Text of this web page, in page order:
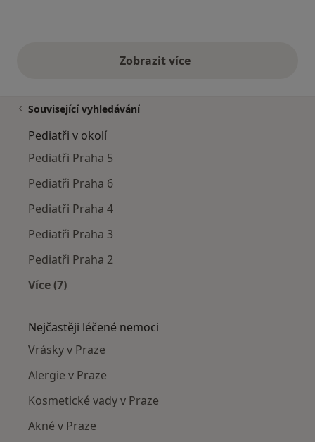
Zobrazit vícevýše uvedené názory
Související vyhledávání
Pediatři v okolí
Pediatři Praha 5
Pediatři Praha 6
Pediatři Praha 4
Pediatři Praha 3
Pediatři Praha 2
Více (7)
Nejčastěji léčené nemoci
Vrásky v Praze
Alergie v Praze
Kosmetické vady v Praze
Akné v Praze